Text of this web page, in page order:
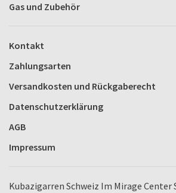
Gas und Zubehör
Kontakt
Zahlungsarten
Versandkosten und Rückgaberecht
Datenschutzerklärung
AGB
Impressum
Kubazigarren Schweiz Im Mirage